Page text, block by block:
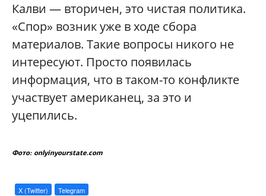
Калви — вторичен, это чистая политика.
«Спор» возник уже в ходе сбора
материалов. Такие вопросы никого не
интересуют. Просто появилась
информация, что в таком-то конфликте
участвует американец, за это и
уцепились.
Фото: onlyinyourstate.com
X (Twitter) Telegram